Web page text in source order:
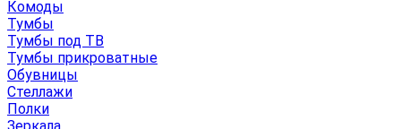
Комоды
Тумбы
Тумбы под ТВ
Тумбы прикроватные
Обувницы
Стеллажи
Полки